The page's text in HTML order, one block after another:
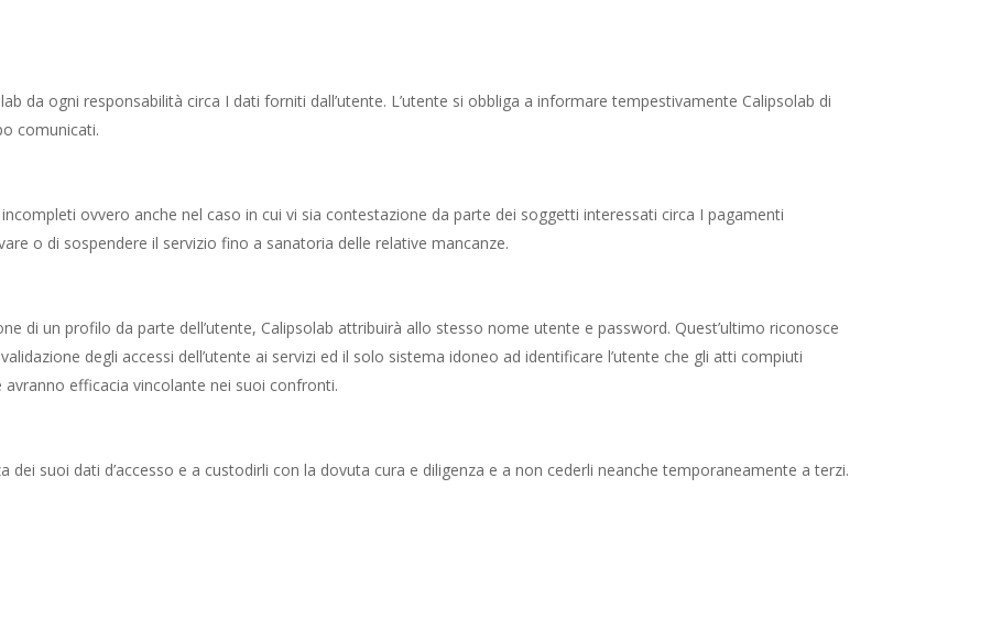
da ogni responsabilità circa I dati forniti dall’utente. L’utente si obbliga a informare tempestivamente Calipsolab di
comunicati.
ovvero anche nel caso in cui vi sia contestazione da parte dei soggetti interessati circa I pagamenti
o di sospendere il servizio fino a sanatoria delle relative mancanze.
di un profilo da parte dell’utente, Calipsolab attribuirà allo stesso nome utente e password. Quest’ultimo riconosce
degli accessi dell’utente ai servizi ed il solo sistema idoneo ad identificare l’utente che gli atti compiuti
efficacia vincolante nei suoi confronti.
dei suoi dati d’accesso e a custodirli con la dovuta cura e diligenza e a non cederli neanche temporaneamente a terzi.